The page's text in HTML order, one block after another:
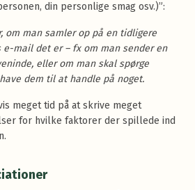
din personlige smag osv.)”:
man samler op på en tidligere
mail det er – fx om man sender en
eller om man skal spørge
dem til at handle på noget.
meget tid på at skrive meget
for hvilke faktorer der spillede ind